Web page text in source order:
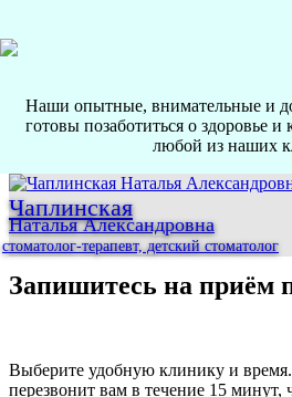
Наши опытные, внимательные и
готовы позаботиться о здоровье
любой из наших
Чаплинская
Наталья Александровна
стоматолог-терапевт, детский стоматолог
Запишитесь на приём
Выберите удобную клинику и
перезвонит вам в течение 15 минут,